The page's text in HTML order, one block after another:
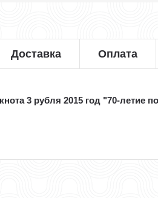
Доставка Оплата
3 рубля 2015 год "70-летие